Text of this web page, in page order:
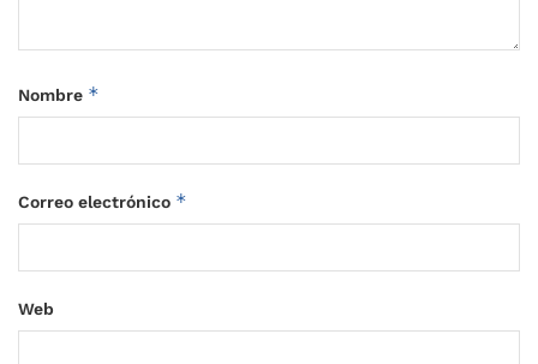
Nombre *
Correo electrónico *
Web